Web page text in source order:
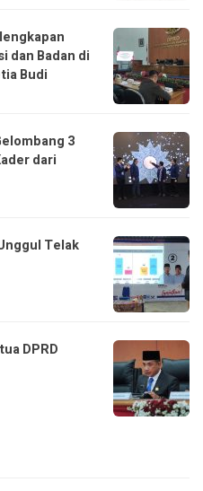
dan Badan di
Budi
3
dari
Telak
DPRD